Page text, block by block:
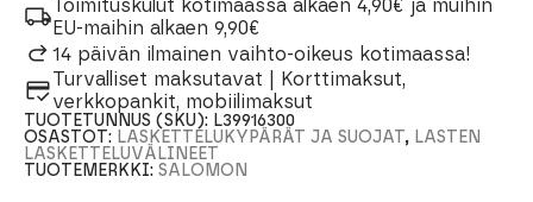
Toimituskulut kotimaassa alkaen 4,90€ ja muihin
EU-maihin alkaen 9,90€
14 päivän ilmainen vaihto-oikeus kotimaassa!
Turvalliset maksutavat | Korttimaksut,
verkkopankit, mobiilimaksut
TUOTETUNNUS (SKU): L39916300
OSASTOT: LASKETTELUKYPÄRÄT JA SUOJAT, LASTEN
LASKETTELUVÄLINEET
TUOTEMERKKI:SALOMON